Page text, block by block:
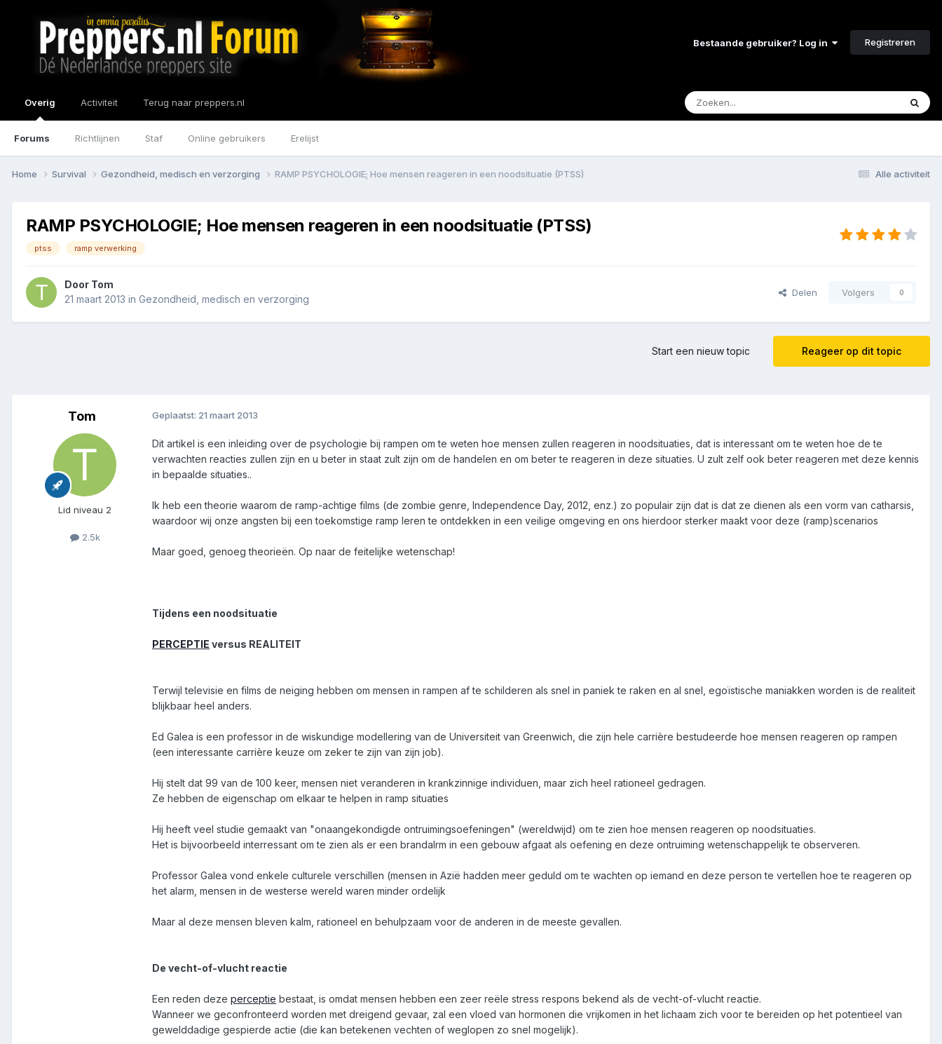
Bestaande gebruiker? Log in Registreren
Overig
Forums Richtlijnen Staf Online gebruikers Erelijst
Activiteit Terug naar preppers.nl
Alle activiteit
Home Survival Gezondheid, medisch en verzorging RAMP PSYCHOLOGIE; Hoe mensen reageren in een noodsituatie (PTSS)
RAMP PSYCHOLOGIE; Hoe mensen reageren in een noodsituatie (PTSS)
ptss ramp verwerking
Door Tom
21 maart 2013 in Gezondheid, medisch en verzorging
Delen Volgers 0
Reageer op dit topic
Start een nieuw topic
Tom
Lid niveau 2
2.5k
Geplaatst: 21 maart 2013
Dit artikel is een inleiding over de psychologie bij rampen om te weten hoe mensen zullen reageren in noodsituaties, dat is interessant om te weten hoe de te
verwachten reacties zullen zijn en u beter in staat zult zijn om de handelen en om beter te reageren in deze situaties. U zult zelf ook beter reageren met deze kennis
in bepaalde situaties..
Ik heb een theorie waarom de ramp-achtige films (de zombie genre, Independence Day, 2012, enz.) zo populair zijn dat is dat ze dienen als een vorm van catharsis,
waardoor wij onze angsten bij een toekomstige ramp leren te ontdekken in een veilige omgeving en ons hierdoor sterker maakt voor deze (ramp)scenarios
Maar goed, genoeg theorieën. Op naar de feitelijke wetenschap!
Tijdens een noodsituatie
PERCEPTIE versus REALITEIT
Terwijl televisie en films de neiging hebben om mensen in rampen af te schilderen als snel in paniek te raken en al snel, egoïstische maniakken worden is de realiteit
blijkbaar heel anders.
Ed Galea is een professor in de wiskundige modellering van de Universiteit van Greenwich, die zijn hele carrière bestudeerde hoe mensen reageren op rampen
(een interessante carrière keuze om zeker te zijn van zijn job).
Hij stelt dat 99 van de 100 keer, mensen niet veranderen in krankzinnige individuen, maar zich heel rationeel gedragen.
Ze hebben de eigenschap om elkaar te helpen in ramp situaties
Hij heeft veel studie gemaakt van "onaangekondigde ontruimingsoefeningen" (wereldwijd) om te zien hoe mensen reageren op noodsituaties.
Het is bijvoorbeeld interressant om te zien als er een brandalrm in een gebouw afgaat als oefening en deze ontruiming wetenschappelijk te observeren.
Professor Galea vond enkele culturele verschillen (mensen in Azië hadden meer geduld om te wachten op iemand en deze person te vertellen hoe te reageren op
het alarm, mensen in de westerse wereld waren minder ordelijk
Maar al deze mensen bleven kalm, rationeel en behulpzaam voor de anderen in de meeste gevallen.
De vecht-of-vlucht reactie
Een reden deze perceptie bestaat, is omdat mensen hebben een zeer reële stress respons bekend als de vecht-of-vlucht reactie.
Wanneer we geconfronteerd worden met dreigend gevaar, zal een vloed van hormonen die vrijkomen in het lichaam zich voor te bereiden op het potentieel van
gewelddadige gespierde actie (die kan betekenen vechten of weglopen zo snel mogelijk).